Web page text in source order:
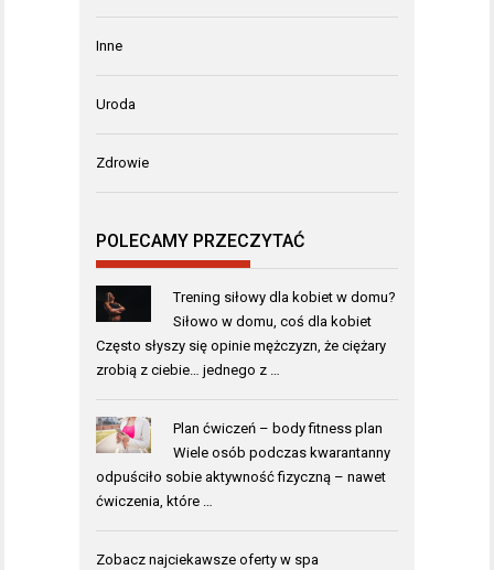
Inne
Uroda
Zdrowie
POLECAMY PRZECZYTAĆ
Trening siłowy dla kobiet w domu?
Siłowo w domu, coś dla kobiet
Często słyszy się opinie mężczyzn, że ciężary
zrobią z ciebie… jednego z …
Plan ćwiczeń – body fitness plan
Wiele osób podczas kwarantanny
odpuściło sobie aktywność fizyczną – nawet
ćwiczenia, które …
Zobacz najciekawsze oferty w spa